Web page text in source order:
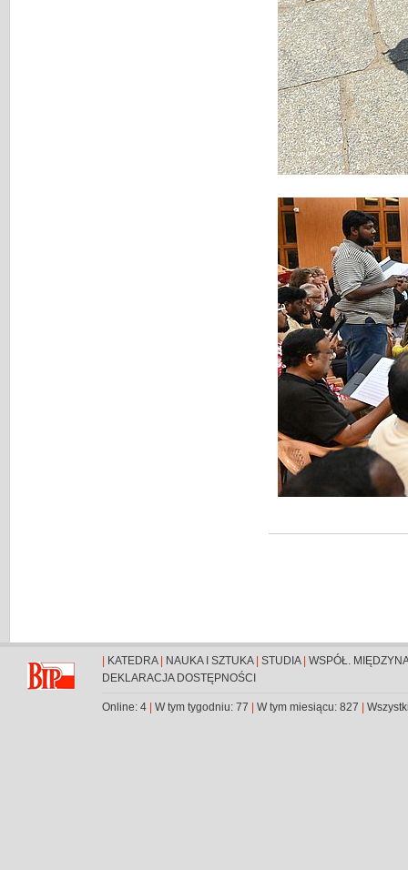
KATEDRA| NAUKA I SZTUKA| STUDIA| WSPÓŁ.
DEKLARACJA DOSTĘPNOŚCI
Online: 4 W tym tygodniu: 77 W tym miesiącu: 827